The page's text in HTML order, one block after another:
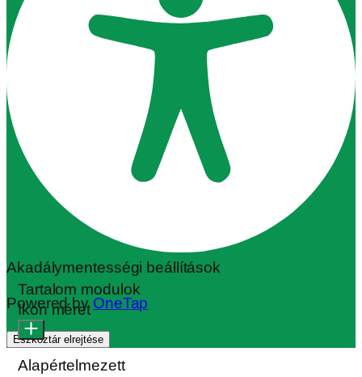
Akadálymentességi beállítások
Powered byOneTap
Eszköztár elrejtése
Tartalom modulok
Ikon méret
Alapértelmezett